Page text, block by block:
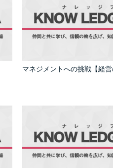
マネジメントへの挑戦【経営